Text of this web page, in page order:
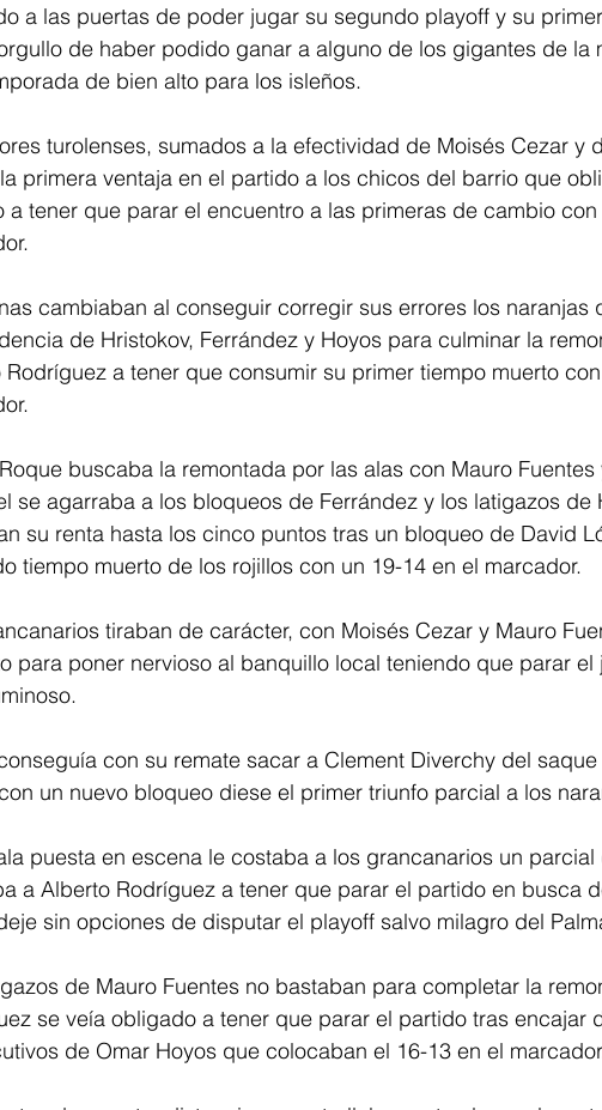
a las puertas de poder jugar su segundo playoff y su
de haber podido ganar a alguno de los gigantes de la
de bien alto para los isleños.
turolenses, sumados a la efectividad de Moisés Cezar y
primera ventaja en el partido a los chicos del barrio que
a tener que parar el encuentro a las primeras de cambio
cambiaban al conseguir corregir sus errores los naranjas
de Hristokov, Ferrández y Hoyos para culminar la
Rodríguez a tener que consumir su primer tiempo muerto
buscaba la remontada por las alas con Mauro
se agarraba a los bloqueos de Ferrández y los latigazos de
su renta hasta los cinco puntos tras un bloqueo de David
tiempo muerto de los rojillos con un 19-14 en el marcador.
tiraban de carácter, con Moisés Cezar y Mauro
para poner nervioso al banquillo local teniendo que parar
con su remate sacar a Clement Diverchy del
un nuevo bloqueo diese el primer triunfo parcial a los
puesta en escena le costaba a los grancanarios un
a Alberto Rodríguez a tener que parar el partido en busca
sin opciones de disputar el playoff salvo milagro del
de Mauro Fuentes no bastaban para completar la
se veía obligado a tener que parar el partido tras encajar
de Omar Hoyos que colocaban el 16-13 en el